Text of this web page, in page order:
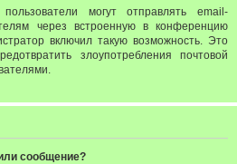
пользователи могут отправлять email-
через встроенную в конференцию
включил такую возможность. Это
злоупотребления почтовой
сообщение?